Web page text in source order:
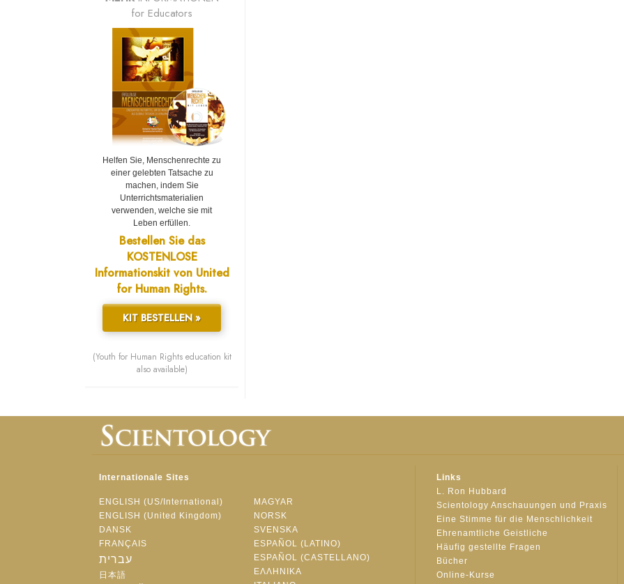
for Educators
Helfen Sie, Menschenrechte zu
einer gelebten Tatsache zu
machen, indem Sie
Unterrichtsmaterialien
verwenden, welche sie mit
Leben erfüllen.
Bestellen Sie das
KOSTENLOSE
Informationskit von United
for Human Rights.
KIT BESTELLEN »
(Youth for Human Rights education kit
also available)
Internationale Sites
ENGLISH (US/International)
ENGLISH (United Kingdom)
DANSK
FRANÇAIS
עברית
日本語
MAGYAR
NORSK
SVENSKA
ESPAÑOL (LATINO)
ESPAÑOL (CASTELLANO)
ΕΛΛΗΝΙΚA
Links
L. Ron Hubbard
Scientology Anschauungen und Praxis
Eine Stimme für die Menschlichkeit
Ehrenamtliche Geistliche
Häufig gestellte Fragen
Bücher
Online-Kurse